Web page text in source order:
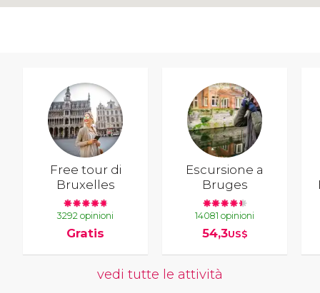
Free tour di
Bruxelles
3292 opinioni
Gratis
Escursione a
Bruges
14081 opinioni
54,3US$
vedi tutte le attività